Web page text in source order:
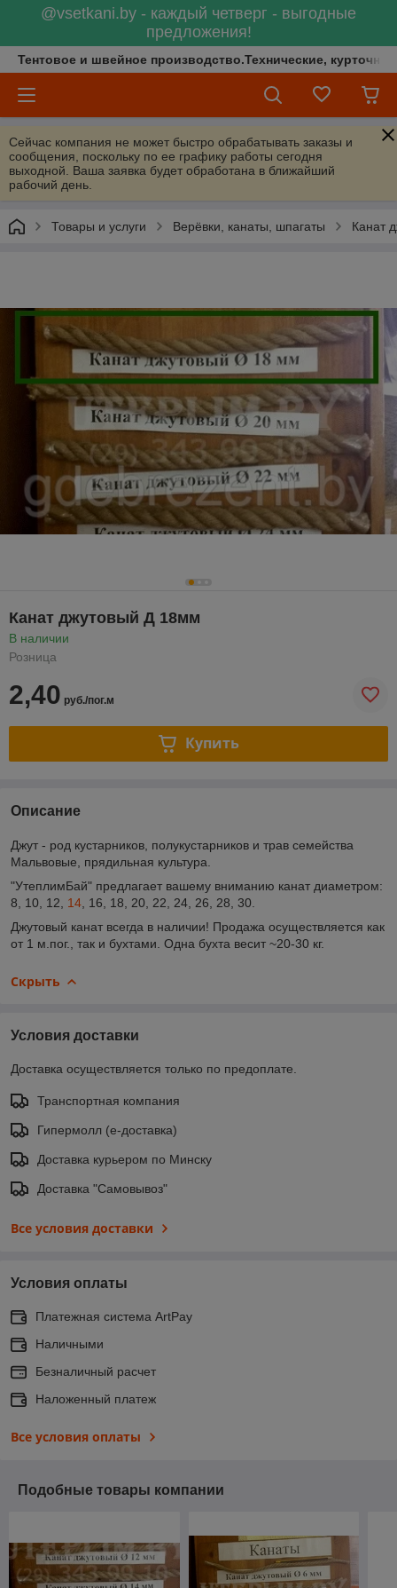
@vsetkani.by - каждый четверг - выгодные
предложения!
Тентовое и швейное производство.Технические,
Сейчас компания не может быстро обрабатывать заказы и
сообщения, поскольку по ее графику работы сегодня
выходной. Ваша заявка будет обработана в ближайший
рабочий день.
Товары и услуги Верёвки, канаты, шпагаты Канат
Канат джутовый Д 18мм
В наличии
Розница
2,40 руб./пог.м
Купить
Описание
Джут - род кустарников, полукустарников и трав семейства
Мальвовые, прядильная культура.
"УтеплимБай" предлагает вашему вниманию канат диаметром:
8, 10, 12, 14 , 16, 18, 20, 22, 24, 26, 28, 30.
Джутовый канат всегда в наличии! Продажа осуществляется как
от 1 м.пог., так и бухтами. Одна бухта весит ~20-30 кг.
Скрыть
Условия доставки
Доставка осуществляется только по предоплате.
Транспортная компания
Гипермолл (е-доставка)
Доставка курьером по Минску
Доставка "Самовывоз"
Все условия доставки
Условия оплаты
Платежная система ArtPay
Наличными
Безналичный расчет
Наложенный платеж
Все условия оплаты
Подобные товары компании